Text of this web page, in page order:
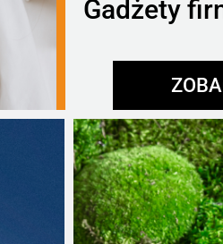
Gadżety